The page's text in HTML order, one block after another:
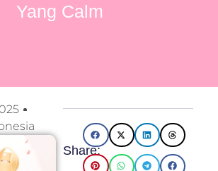
Yang Calm
Share: